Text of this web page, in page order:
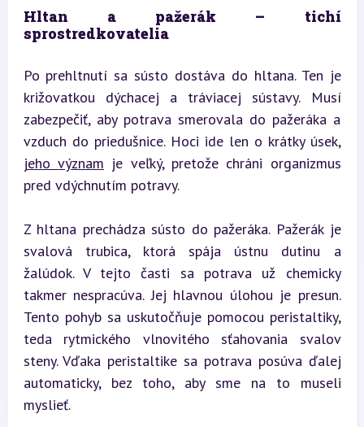
Hltan a pažerák – tichí
sprostredkovatelia
Po prehltnutí sa sústo dostáva do hltana. Ten je
križovatkou dýchacej a tráviacej sústavy. Musí
zabezpečiť, aby potrava smerovala do pažeráka a
vzduch do priedušnice. Hoci ide len o krátky úsek,
jeho význam je veľký, pretože chráni organizmus
pred vdýchnutím potravy.
Z hltana prechádza sústo do pažeráka. Pažerák je
svalová trubica, ktorá spája ústnu dutinu a
žalúdok. V tejto časti sa potrava už chemicky
takmer nespracúva. Jej hlavnou úlohou je presun.
Tento pohyb sa uskutočňuje pomocou peristaltiky,
teda rytmického vlnovitého sťahovania svalov
steny. Vďaka peristaltike sa potrava posúva ďalej
automaticky, bez toho, aby sme na to museli
myslieť.